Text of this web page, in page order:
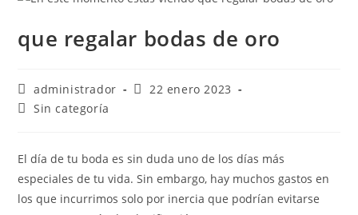
que regalar bodas de oro
administrador
22 enero 2023
Sin categoría
El día de tu boda es sin duda uno de los días más
especiales de tu vida. Sin embargo, hay muchos gastos en
los que incurrimos solo por inercia que podrían evitarse